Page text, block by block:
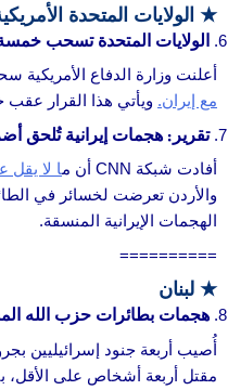
★ الولايات المتحدة
الولايات المتحدة تسحب
أعلنت وزارة الدفاع
مع إيران. ويأتي هذا القرار
تقرير: هجمات إيرانية
أفادت شبكة CNN أن م ا لا
والأردن تعرضت لخسائر في
الهجمات الإيرانية المنسقة.
==========
★ لبنان
هجمات بطائرات حزب الله
أُصيب أربعة جنود إسرائيليين
مقتل أربعة أشخاص على الأقل،